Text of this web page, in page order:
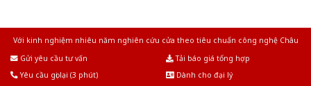
Với kinh nghiệm nhiêu năm nghiên cứu cửa theo tiêu chuẩn công nghệ Châu
Gửi yêu cầu tư vấn
Tải báo giá tổng hợp
Yêu cầu gọi lại (3 phút)
Dành cho đại lý